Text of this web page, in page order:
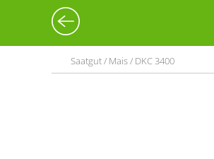
Saatgut / Mais / DKC 3400